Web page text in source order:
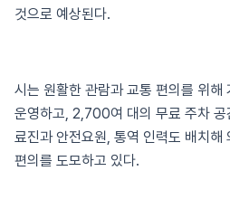
것으로 예상된다.
시는 원활한 관람과 교통 편의를 위해
운영하고, 2,700여 대의 무료 주차 공
료진과 안전요원, 통역 인력도 배치해
편의를 도모하고 있다.